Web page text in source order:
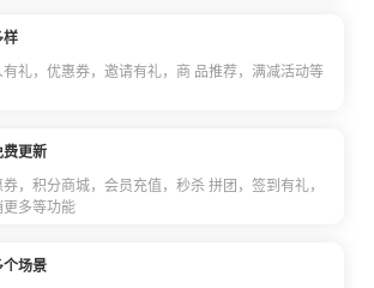
样
礼，优惠券，邀请有礼，商 品推荐，满减活动等
费更新
，积分商城，会员充值，秒杀 拼团，签到有礼，
更多等功能
个场景